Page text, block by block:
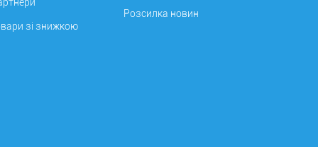
зі знижкою
Розсилка новин